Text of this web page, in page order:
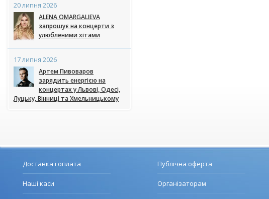
20 липня 2026
ALENA OMARGALIEVA
запрошує на концерти з
улюбленими хітами
17 липня 2026
Артем Пивоваров
зарядить енергією на
концертах у Львові, Одесі,
Луцьку, Вінниці та Хмельницькому
Доставка і оплата
Наші каси
Публічна оферта
Організаторам